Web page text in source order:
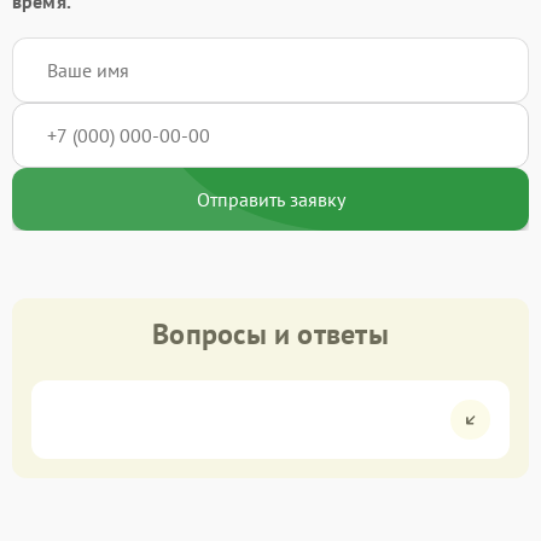
Отправить заявку
Вопросы и ответы